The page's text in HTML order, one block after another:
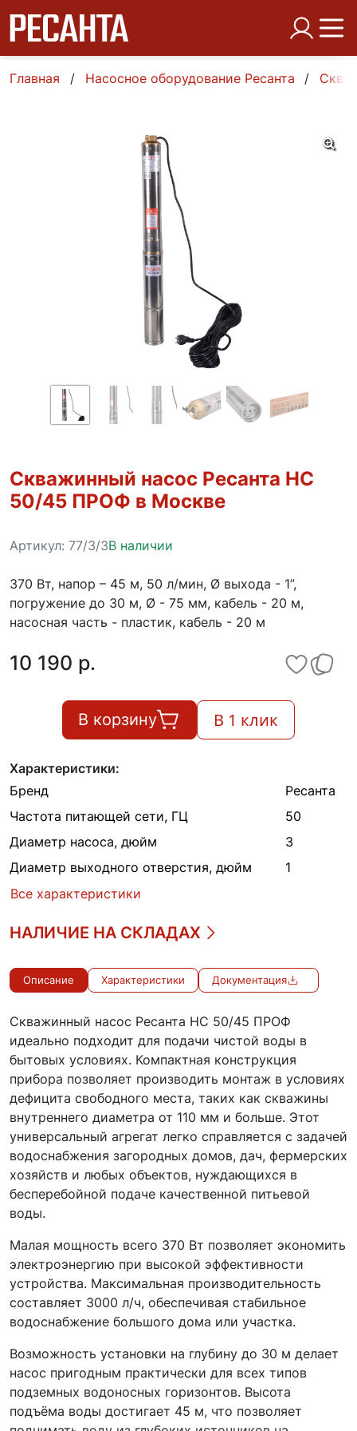
Главная Насосное оборудование Ресанта
Скважинный насос Ресанта НС
50/45 ПРОФ в Москве
Артикул: 77/3/3В наличии
370 Вт, напор – 45 м, 50 л/мин, Ø выхода - 1”,
погружение до 30 м, Ø - 75 мм, кабель - 20 м,
насосная часть - пластик, кабель - 20 м
10 190 p.
В корзину В 1 клик
Характеристики:
Бренд
Ресанта
Частота питающей сети, ГЦ
50
Диаметр насоса, дюйм
3
Диаметр выходного отверстия, дюйм
1
Все характеристики
НАЛИЧИЕ НА СКЛАДАХ
Описание Характеристики Документация
Скважинный насос Ресанта НС 50/45 ПРОФ
идеально подходит для подачи чистой воды в
бытовых условиях. Компактная конструкция
прибора позволяет производить монтаж в условиях
дефицита свободного места, таких как скважины
внутреннего диаметра от 110 мм и больше. Этот
универсальный агрегат легко справляется с задачей
водоснабжения загородных домов, дач, фермерских
хозяйств и любых объектов, нуждающихся в
бесперебойной подаче качественной питьевой
воды.
Малая мощность всего 370 Вт позволяет экономить
электроэнергию при высокой эффективности
устройства. Максимальная производительность
составляет 3000 л/ч, обеспечивая стабильное
водоснабжение большого дома или участка.
Возможность установки на глубину до 30 м делает
насос пригодным практически для всех типов
подземных водоносных горизонтов. Высота
подъёма воды достигает 45 м, что позволяет